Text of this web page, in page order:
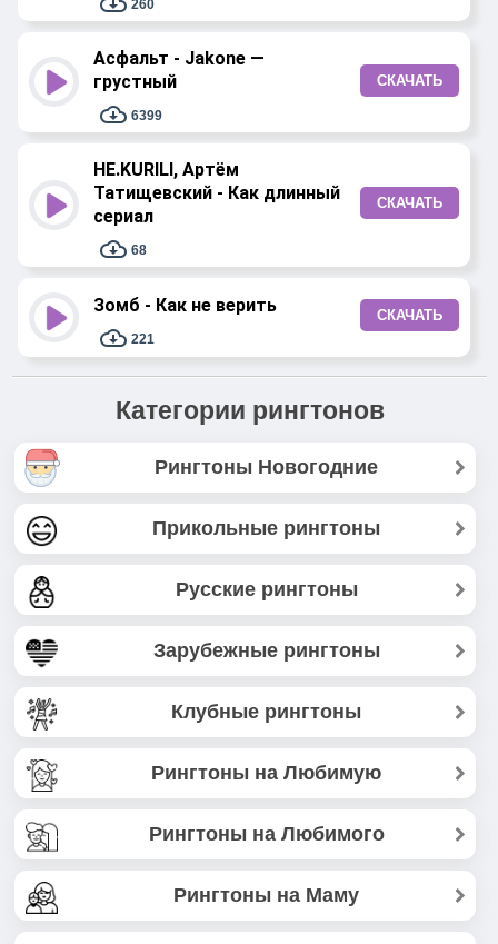
260
Асфальт - Jakone —
грустный
6399
СКАЧАТЬ
НЕ.KURILI, Артём
Татищевский - Как длинный
сериал
68
СКАЧАТЬ
Зомб - Как не верить
221
СКАЧАТЬ
Категории рингтонов
Рингтоны Новогодние
Прикольные рингтоны
Русские рингтоны
Зарубежные рингтоны
Клубные рингтоны
Рингтоны на Любимую
Рингтоны на Любимого
Рингтоны на Маму